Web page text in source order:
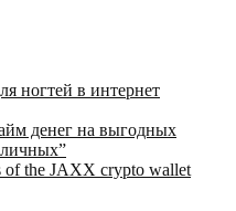
ногтей в интернет
денег на выгодных
of the JAXX crypto wallet